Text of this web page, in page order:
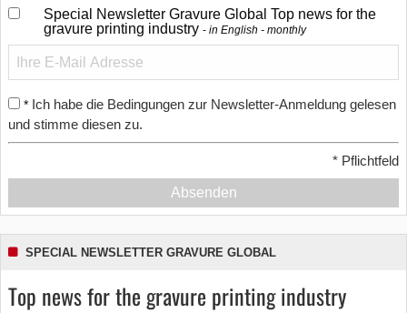
Special Newsletter Gravure Global Top news for the
gravure printing industry
in English - monthly
* Ich habe die Bedingungen zur Newsletter-Anmeldung gelesen
und stimme diesen zu.
* Pflichtfeld
Absenden
SPECIAL NEWSLETTER GRAVURE GLOBAL
Top news for the gravure printing industry